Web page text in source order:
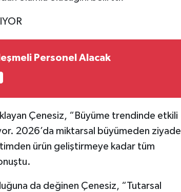
Personel Alacak
Çenesiz, “Büyüme trendinde etkili
2026’da miktarsal büyümeden ziyade
ürün geliştirmeye kadar tüm
da değinen Çenesiz, “Tutarsal